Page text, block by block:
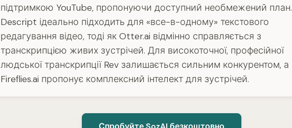
підтримкою YouTube, пропонуючи доступний необмежений план.
Descript ідеально підходить для «все-в-одному» текстового
редагування відео, тоді як Otter.ai відмінно справляється з
транскрипцією живих зустрічей. Для високоточної, професійної
людської транскрипції Rev залишається сильним конкурентом, а
Fireflies.ai пропонує комплексний інтелект для зустрічей.